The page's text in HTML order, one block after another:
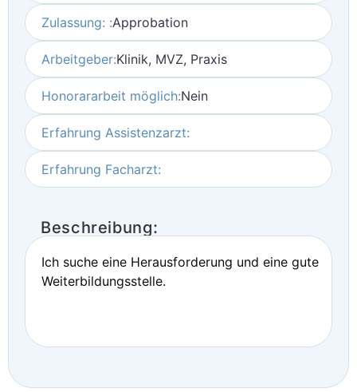
Zulassung: :Approbation
Arbeitgeber:Klinik, MVZ, Praxis
Honorararbeit möglich:Nein
Erfahrung Assistenzarzt:
Erfahrung Facharzt:
Beschreibung:
Ich suche eine Herausforderung und eine gute
Weiterbildungsstelle.